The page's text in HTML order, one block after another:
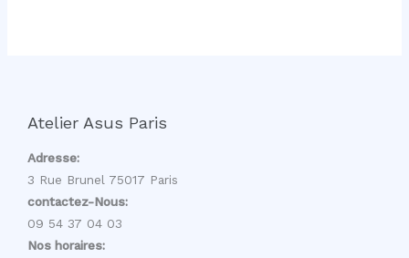
Atelier Asus Paris
Adresse:
3 Rue Brunel 75017 Paris
contactez-Nous:
09 54 37 04 03
Nos horaires: